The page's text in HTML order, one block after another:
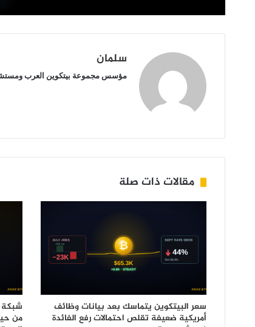
سلمان
مؤسس مجموعة بيتكوين العرب
مقالات ذات صلة
سعر البيتكوين يتماسك بعد بيانات وظائف
أمريكية ضعيفة تقلص احتمالات رفع الفائدة
شبكة
من